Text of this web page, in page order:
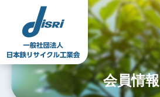
content
会員情報